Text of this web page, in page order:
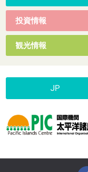
投資情報
観光情報
JP